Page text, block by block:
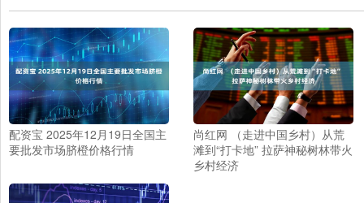
配资宝 2025年12月19日全国主
要批发市场脐橙价格行情
尚红网 （走进中国乡村）从荒
滩到“打卡地” 拉萨神秘树林带火
乡村经济